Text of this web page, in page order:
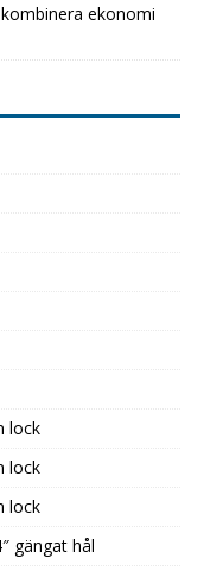
ekonomi
lock
lock
lock
gängat hål